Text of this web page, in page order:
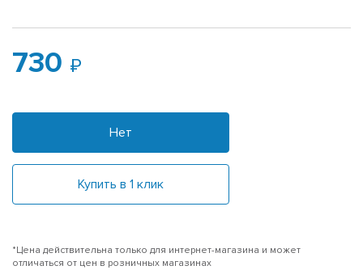
730
Нет
Купить в 1 клик
*Цена действительна только для интернет-магазина и может
отличаться от цен в розничных магазинах